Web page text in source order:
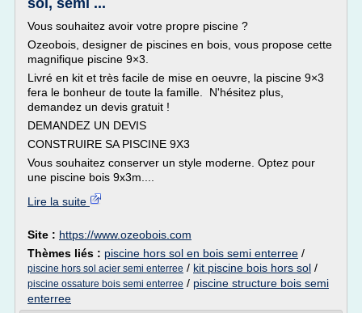
sol, semi ...
Vous souhaitez avoir votre propre piscine ?
Ozeobois, designer de piscines en bois, vous propose cette
magnifique piscine 9×3.
Livré en kit et très facile de mise en oeuvre, la piscine 9×3
fera le bonheur de toute la famille. N'hésitez plus,
demandez un devis gratuit !
DEMANDEZ UN DEVIS
CONSTRUIRE SA PISCINE 9X3
Vous souhaitez conserver un style moderne. Optez pour
une piscine bois 9x3m....
Lire la suite
Site : https://www.ozeobois.com
Thèmes liés : piscine hors sol en bois semi enterree /
piscine hors sol acier semi enterree / kit piscine bois hors sol /
piscine ossature bois semi enterree / piscine structure bois semi
enterree